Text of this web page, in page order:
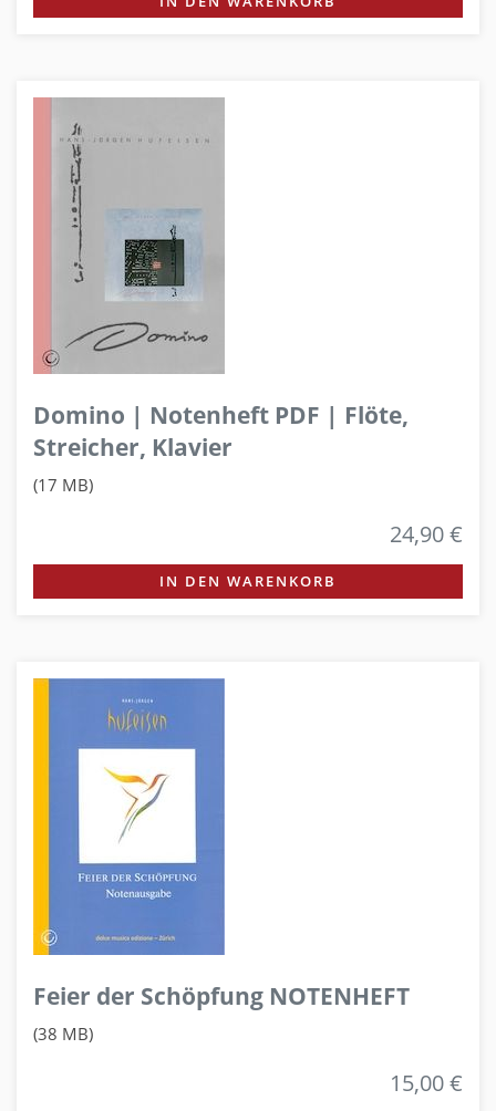
Domino | Notenheft PDF | Flöte,
Streicher, Klavier
(17 MB)
24,90 €
IN DEN WARENKORB
Feier der Schöpfung NOTENHEFT
(38 MB)
15,00 €